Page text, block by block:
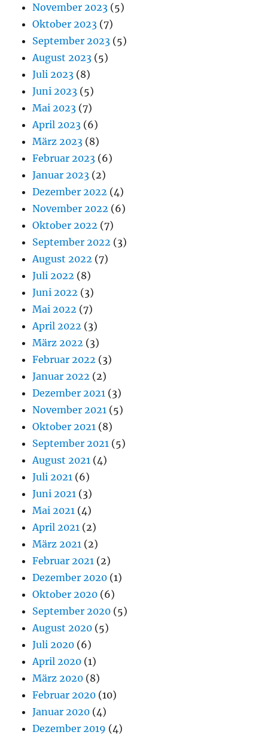
November 2023 (5)
Oktober 2023 (7)
September 2023 (5)
August 2023 (5)
Juli 2023 (8)
Juni 2023 (5)
Mai 2023 (7)
April 2023 (6)
März 2023 (8)
Februar 2023 (6)
Januar 2023 (2)
Dezember 2022 (4)
November 2022 (6)
Oktober 2022 (7)
September 2022 (3)
August 2022 (7)
Juli 2022 (8)
Juni 2022 (3)
Mai 2022 (7)
April 2022 (3)
März 2022 (3)
Februar 2022 (3)
Januar 2022 (2)
Dezember 2021 (3)
November 2021 (5)
Oktober 2021 (8)
September 2021 (5)
August 2021 (4)
Juli 2021 (6)
Juni 2021 (3)
Mai 2021 (4)
April 2021 (2)
März 2021 (2)
Februar 2021 (2)
Dezember 2020 (1)
Oktober 2020 (6)
September 2020 (5)
August 2020 (5)
Juli 2020 (6)
April 2020 (1)
März 2020 (8)
Februar 2020 (10)
Januar 2020 (4)
Dezember 2019 (4)